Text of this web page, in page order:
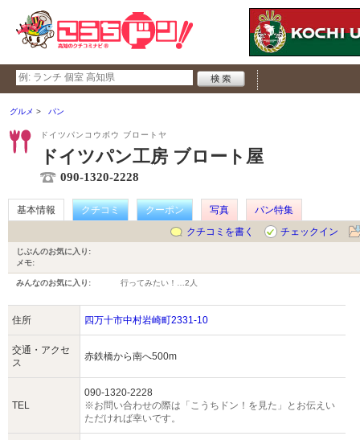
グルメ パン
ドイツパンコウボウ ブロートヤ
ドイツパン工房 ブロート屋
090-1320-2228
基本情報 クチコミ クーポン 写真
パン特集
クチコミを書く
チェックイン
じぶんのお気に入り:
メモ:
みんなのお気に入り: 行ってみたい！… 2人
住所 四万十市中村岩崎町2331-10
交通・アクセ
ス
赤鉄橋から南へ500m
TEL
090-1320-2228
※お問い合わせの際は「こうちドン！を見た」とお伝えい
ただければ幸いです。